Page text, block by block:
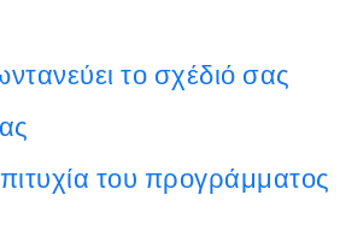
το σχέδιό σας
του προγράμματος